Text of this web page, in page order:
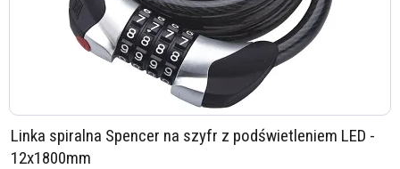
Linka spiralna Spencer na szyfr z podświetleniem LED -
12x1800mm